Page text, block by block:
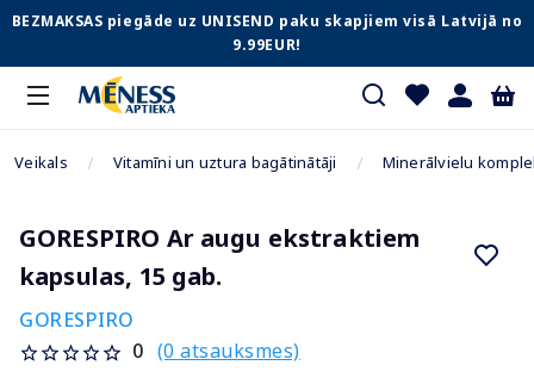
BEZMAKSAS piegāde uz UNISEND paku skapjiem visā Latvijā no
9.99EUR!
Veikals Vitamīni un uztura bagātinātāji Minerālvielu
GORESPIRO Ar augu ekstraktiem
kapsulas, 15 gab.
GORESPIRO
0 (0 atsauksmes)